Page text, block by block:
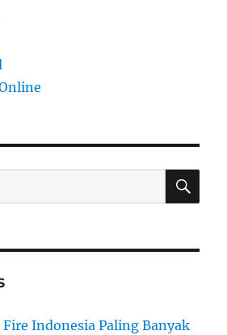
Fire Indonesia Paling Banyak